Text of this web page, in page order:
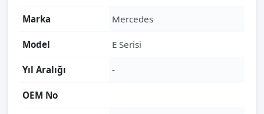
Marka Mercedes
Model E Serisi
Yıl Aralığı -
OEM No